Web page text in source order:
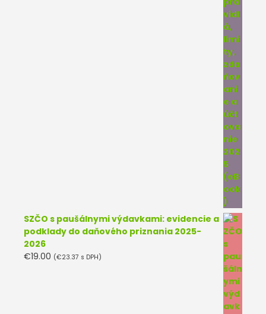
SZČO s paušálnymi výdavkami: evidencie a
podklady do daňového priznania 2025-
2026
€19.00 (€23.37 s DPH)